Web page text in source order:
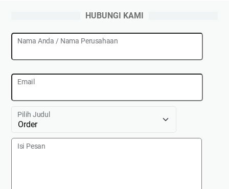
HUBUNGI KAMI
Nama Anda / Nama Perusahaan
Email
Pilih Judul
Isi Pesan